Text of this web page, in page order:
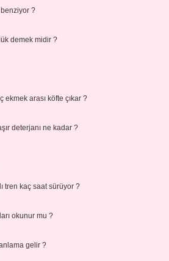
benziyor ?
demek midir ?
ekmek arası köfte çıkar ?
deterjanı ne kadar ?
tren kaç saat sürüyor ?
okunur mu ?
gelir ?